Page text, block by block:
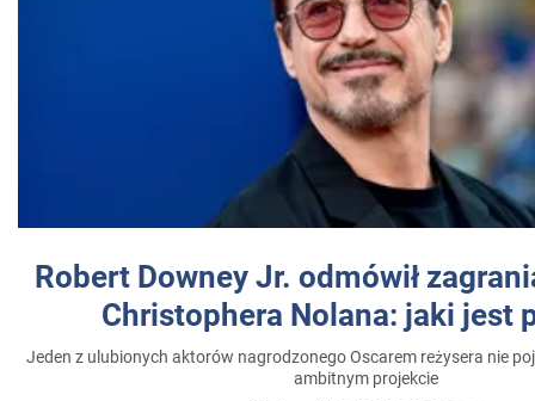
Robert Downey Jr. odmówił
Christophera Nolana: jaki jest
Jeden z ulubionych aktorów nagrodzonego Oscarem reżysera nie
ambitnym projekcie